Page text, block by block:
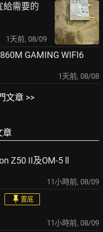
給需要的
1天前, 08/09
GAMING WIFI6
1天前, 08/08
文章 >>
章
Z50 II及OM-5 ll
11小時前, 08/09
置底
11小時前, 08/09